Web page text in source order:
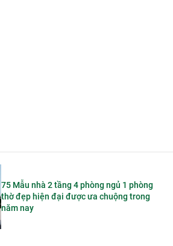
75 Mẫu nhà 2 tầng 4 phòng ngủ 1 phòng
thờ đẹp hiện đại được ưa chuộng trong
năm nay